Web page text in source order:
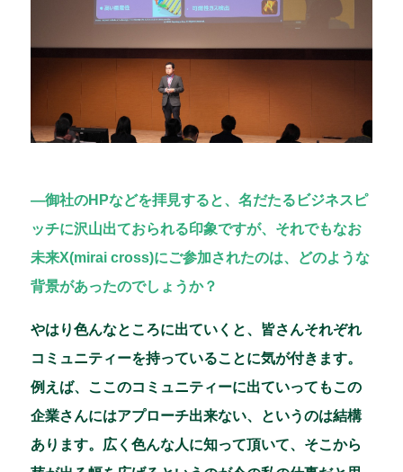
―御社のHPなどを拝見すると、名だたるビジネスピ
ッチに沢山出ておられる印象ですが、それでもなお
未来X(mirai cross)にご参加されたのは、どのような
背景があったのでしょうか？
やはり色んなところに出ていくと、皆さんそれぞれ
コミュニティーを持っていることに気が付きます。
例えば、ここのコミュニティーに出ていってもこの
企業さんにはアプローチ出来ない、というのは結構
あります。広く色んな人に知って頂いて、そこから